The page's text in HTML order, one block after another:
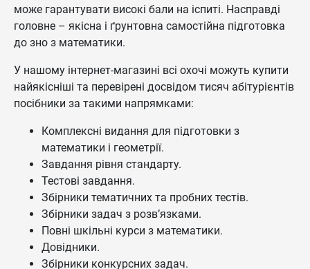
може гарантувати високі бали на іспиті. Насправді
головне – якісна і ґрунтовна самостійна підготовка
до зно з математики.
У нашому інтернет-магазині всі охочі можуть купити
найякісніші та перевірені досвідом тисяч абітурієнтів
посібники за такими напрямками:
Комплексні видання для підготовки з
математики і геометрії.
Завдання рівня стандарту.
Тестові завдання.
Збірники тематичних та пробних тестів.
Збірники задач з розв’язками.
Повні шкільні курси з математики.
Довідники.
Збірники конкурсних задач.